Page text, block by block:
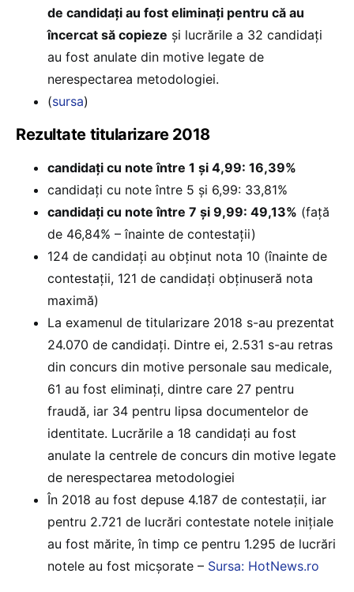
de candidaţi au fost eliminați pentru că au
încercat să copieze şi lucrările a 32 candidați
au fost anulate din motive legate de
nerespectarea metodologiei.
(sursa)
Rezultate titularizare 2018
candidați cu note între 1 şi 4,99: 16,39%
candidați cu note între 5 şi 6,99: 33,81%
candidați cu note între 7 şi 9,99: 49,13% (față
de 46,84% – înainte de contestații)
124 de candidați au obținut nota 10 (înainte de
contestații, 121 de candidați obținuseră nota
maximă)
La examenul de titularizare 2018 s-au prezentat
24.070 de candidați. Dintre ei, 2.531 s-au retras
din concurs din motive personale sau medicale,
61 au fost eliminați, dintre care 27 pentru
fraudă, iar 34 pentru lipsa documentelor de
identitate. Lucrările a 18 candidați au fost
anulate la centrele de concurs din motive legate
de nerespectarea metodologiei
În 2018 au fost depuse 4.187 de contestații, iar
pentru 2.721 de lucrări contestate notele inițiale
au fost mărite, în timp ce pentru 1.295 de lucrări
notele au fost micşorate – Sursa: HotNews.ro